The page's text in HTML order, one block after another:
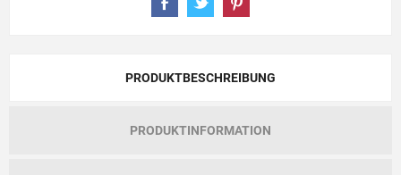
PRODUKTBESCHREIBUNG
PRODUKTINFORMATION